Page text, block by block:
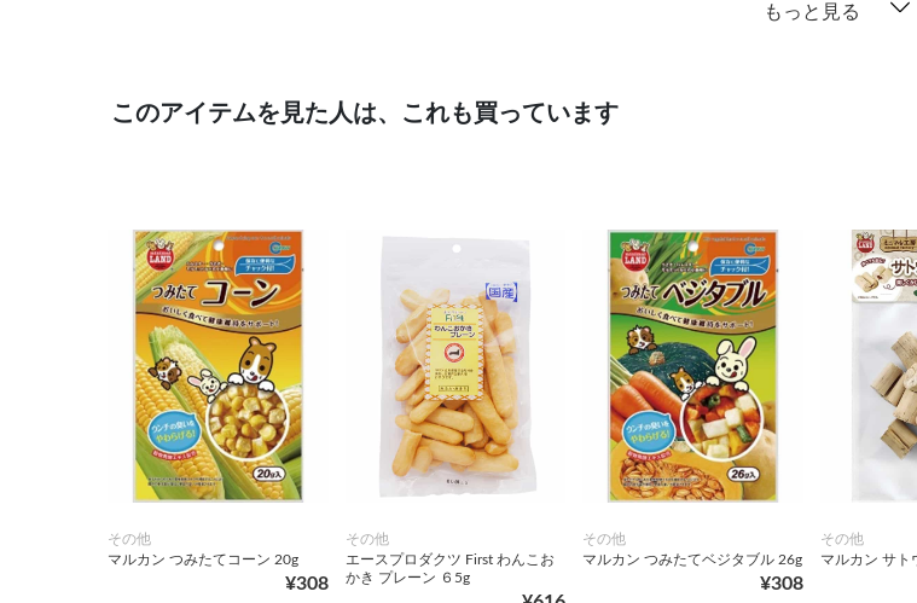
もっと見る
このアイテムを見た人は、これも買っています
その他
マルカン つみたてコーン 20g
¥308
その他
エースプロダクツ First わんこお
かき プレーン ６5g
その他
マルカン つみたてベジタブル 26g
¥308
その他
マルカン サト